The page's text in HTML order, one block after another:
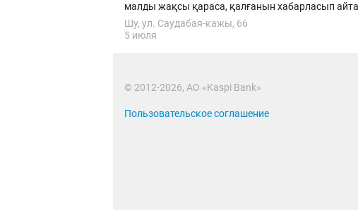
малды жақсы қараса, қалғанын хабарласып
Шу, ул. Саудабая-кажы, 66
5 июля
© 2012-2026, АО «Kaspi Bank»
Пользовательское соглашение